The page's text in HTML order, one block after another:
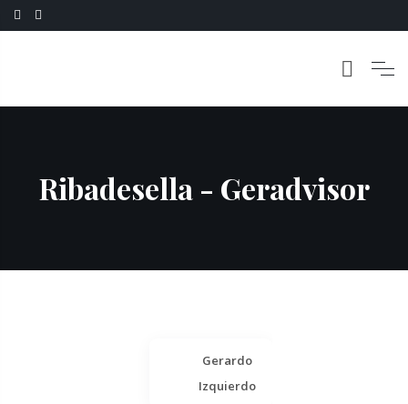
Ribadesella - Geradvisor
Gerardo
Izquierdo